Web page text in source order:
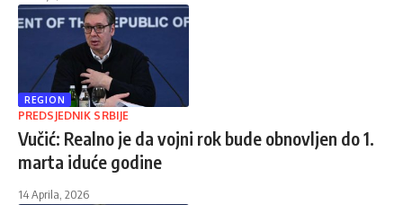
REGION
PREDSJEDNIK SRBIJE
Vučić: Realno je da vojni rok bude obnovljen do 1.
marta iduće godine
14 Aprila, 2026